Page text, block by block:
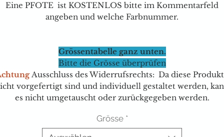
Eine PFOTE ist KOSTENLOS bitte im Kommentarfeld
angeben und welche Farbnummer.
Grössentabelle ganz unten.
Bitte die Grösse überprüfen
Ausschluss des Widerrufsrechts: Da diese
vorgefertigt sind und individuell gestaltet werden,
es nicht umgetauscht oder zurückgegeben werden.
Grösse *